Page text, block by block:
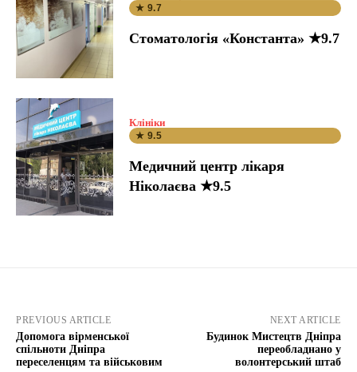
★ 9.7
Стоматологія «Константа» ★9.7
Клініки
★ 9.5
Медичний центр лікаря
Ніколаєва ★9.5
PREVIOUS ARTICLE
Допомога вірменської
спільноти Дніпра
переселенцям та військовим
NEXT ARTICLE
Будинок Мистецтв Дніпра
переобладнано у
волонтерський штаб